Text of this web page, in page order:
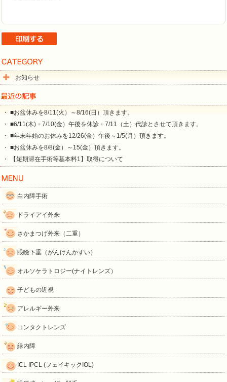
お知らせ
・ ■お盆休みを8/11(火）～8/16(日）頂きます。
・ ■6/11(木)・7/10(金）午後を休診・7/11（土）代診とさせて頂きます。
・ ■年末年始のお休みを12/26(金）午後～1/5(月）頂きます。
・ ■お盆休みを8/8(金）～15(金）頂きます。
・ 【短期滞在手術等基本料1】取得について
白内障手術
ドライアイ外来
さかまつげ外来（二重）
眼瞼下垂（がんけんかすい）
オルソケラトロジー(ナイトレンズ）
子どもの近視
アレルギー外来
コンタクトレンズ
緑内障
ICL IPCL (フェイキックIOL)